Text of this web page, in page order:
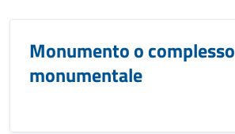
Monumento o complesso
monumentale